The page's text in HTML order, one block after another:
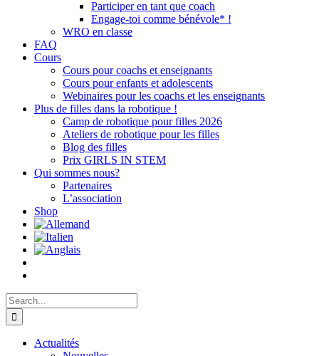
Participer en tant que coach
Engage-toi comme bénévole* !
WRO en classe
FAQ
Cours
Cours pour coachs et enseignants
Cours pour enfants et adolescents
Webinaires pour les coachs et les enseignants
Plus de filles dans la robotique !
Camp de robotique pour filles 2026
Ateliers de robotique pour les filles
Blog des filles
Prix GIRLS IN STEM
Qui sommes nous?
Partenaires
L’association
Shop
Search
for:
Actualités